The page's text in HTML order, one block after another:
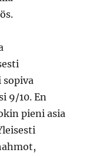
9/10. En
pieni asia